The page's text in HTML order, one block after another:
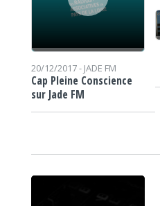
20/12/2017 - JADE FM
Cap Pleine Conscience
sur Jade FM